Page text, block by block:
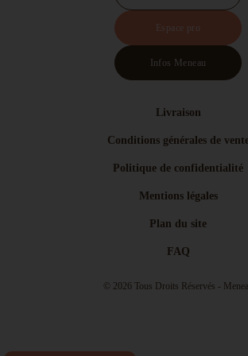
Livraison
Conditions générales de
Politique de confidentialité
Mentions légales
Plan du site
FAQ
Espace pro
Infos Meneau
© 2026 Tous Droits Réservés -